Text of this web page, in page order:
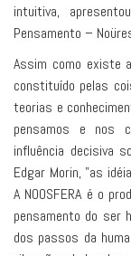
intuitiva,
Pensamento –
Assim como existe
constituído pelas
teorias e
pensamos e nos
influência decisiva
Edgar Morin, "as
A NOOSFERA é o
pensamento do ser
dos passos da